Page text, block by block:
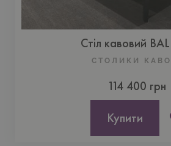
Стіл кавовий
СТОЛИКИ
114 400 грн
Купити